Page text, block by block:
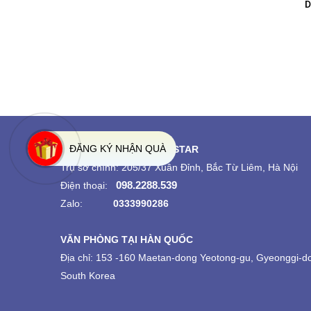
CÔNG TY DU HỌC VIỆT STAR
Trụ sở chính: 205/37 Xuân Đỉnh, Bắc Từ Liêm, Hà Nội
Điện thoại:
098.2288.539
Zalo: 0333990286
VĂN PHÒNG TẠI HÀN QUỐC
Địa chỉ: 153 -160 Maetan-dong Yeotong-gu, Gyeonggi-
South Korea
ĐĂNG KÝ NHẬN QUÀ